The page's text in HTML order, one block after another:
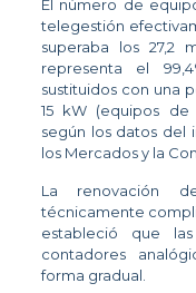
El número de
telegestión
superaba los 27,2
representa el
sustituidos con una
15 kW (equipos
según los datos del
los Mercados y la
La renovación
técnicamente
estableció que
contadores
forma gradual.